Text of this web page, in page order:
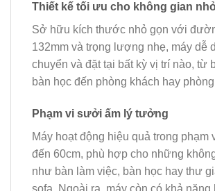
Thiết kế tối ưu cho không gian
Sở hữu kích thước nhỏ gọn với
132mm và trọng lượng nhẹ, máy dễ
chuyển và đặt tại bất kỳ vị trí nào, từ
bàn học đến phòng khách hay
Phạm vi sưởi ấm lý tưởng
Máy hoạt động hiệu quả trong phạm
đến 60cm, phù hợp cho những
như bàn làm việc, bàn học hay thư